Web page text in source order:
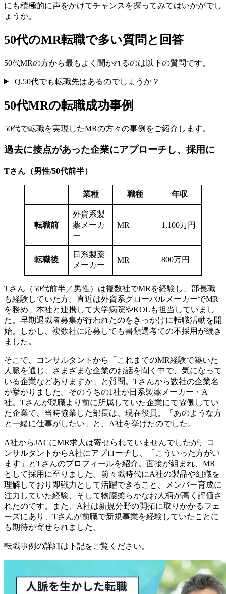
にも積極的に声をかけてチャンスを探ってみてはいかがでし
ょうか。
50代のMR転職で多い質問と回答
50代MRの方から最もよく聞かれるのは以下の質問です。
Q.50代でも転職先はあるのでしょうか？
50代MRの転職成功事例
50代で転職を実現したMRの方々の事例をご紹介します。
過去に接点があった企業にアプローチし、採用に
Tさん（男性/50代前半）
業種 職種 年収
転職前
外資系製
薬メーカ
ー
MR 1,100万円
転職後
日系製薬
メーカー
MR 800万円
Tさん（50代前半／男性）は複数社でMRを経験し、部長職
も経験していた方。直近は外資系グローバルメーカーでMR
を務め、本社と連携して大学病院やKOLも担当していまし
た。早期退職者募集が行われたのをきっかけに転職活動を開
始。しかし、複数社に応募しても書類選考での不採用が続き
ました。
そこで、コンサルタントから「これまでのMR経験で築いた
人脈を通じ、さまざまな企業のお話を聞く中で、気になって
いる企業などありますか」と質問。Tさんから数社の企業名
が挙がりました。そのうちの1社が日系製薬メーカー・A
社。Tさんが現職より前に所属していた企業にて協働してい
た企業で、当時協業した部長は、現在役員。「あのような方
と一緒に仕事がしたい」と、A社を挙げたのでした。
A社からJACにMR求人は寄せられていませんでしたが、コ
ンサルタントからA社にアプローチし、「こういった方がい
ます」とTさんのプロフィールを紹介。面接が組まれ、MR
として採用に至りました。前々職時代にA社の製品や組織を
理解しており即戦力として活躍できること、メンバー育成に
注力していた経験、そして物腰柔らかなお人柄が高く評価さ
れたのです。また、A社は新規分野の開拓に取りかかるフェ
ーズにあり、Tさんが前職で新規事業を経験していたことに
も期待が寄せられました。
転職事例の詳細は下記をご覧ください。